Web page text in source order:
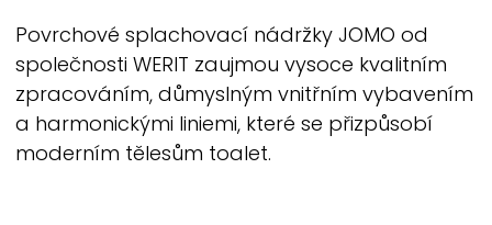
Povrchové splachovací nádržky JOMO od
společnosti WERIT zaujmou vysoce kvalitním
zpracováním, důmyslným vnitřním vybavením
a harmonickými liniemi, které se přizpůsobí
moderním tělesům toalet.